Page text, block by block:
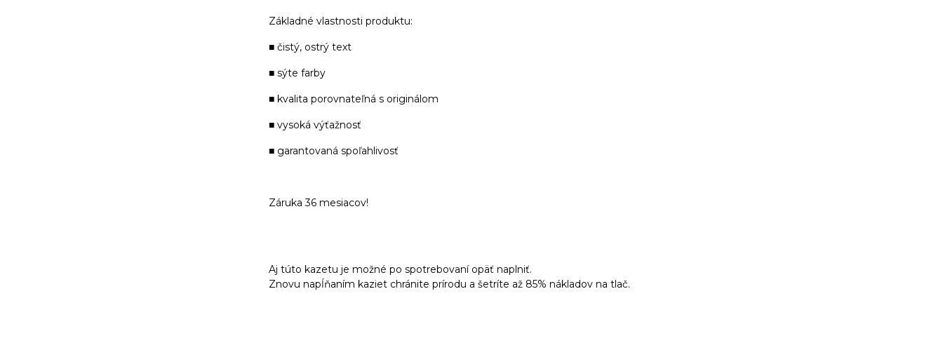
Základné vlastnosti produktu:
■ čistý, ostrý text
■ sýte farby
■ kvalita porovnateľná s originálom
■ vysoká výťažnosť
■ garantovaná spoľahlivosť
Záruka 36 mesiacov!
Aj túto kazetu je možné po spotrebovaní opäť naplniť.
Znovu napĺňaním kaziet chránite prírodu a šetríte až 85% nákladov na tlač.